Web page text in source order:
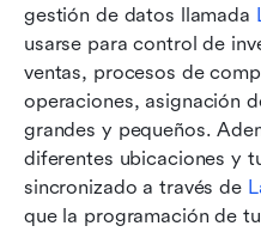
gestión de datos llamada
usarse para control de
ventas, procesos de
operaciones, asignación
grandes y pequeños.
diferentes ubicaciones y
sincronizado a través de